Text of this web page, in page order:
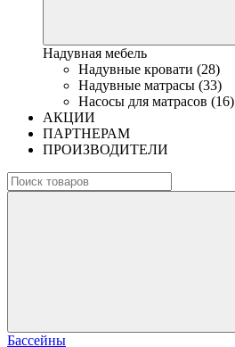
Надувная мебель
Надувные кровати (28)
Надувные матрасы (33)
Насосы для матрасов (16)
АКЦИИ
ПАРТНЕРАМ
ПРОИЗВОДИТЕЛИ
Бассейны